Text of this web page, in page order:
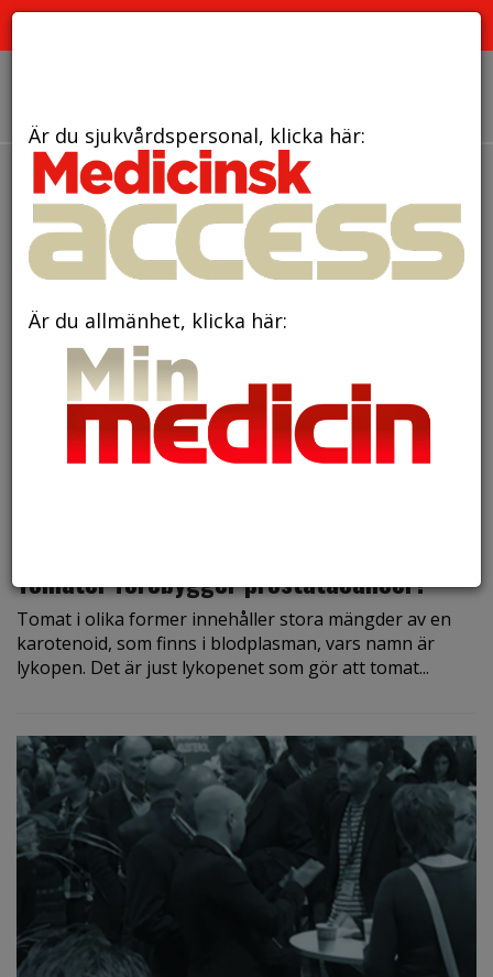
Tomater förebygger prostatacancer?
Tomat i olika former innehåller stora mängder av en
karotenoid, som finns i blodplasman, vars namn är
lykopen. Det är just lykopenet som gör att tomat...
Är du sjukvårdspersonal, klicka här:
Är du allmänhet, klicka här: